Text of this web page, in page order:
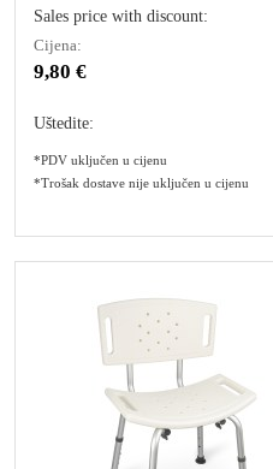
Sales price with discount:
Cijena:
9,80 €
Uštedite:
*PDV uključen u cijenu
*Trošak dostave nije uključen u cijenu